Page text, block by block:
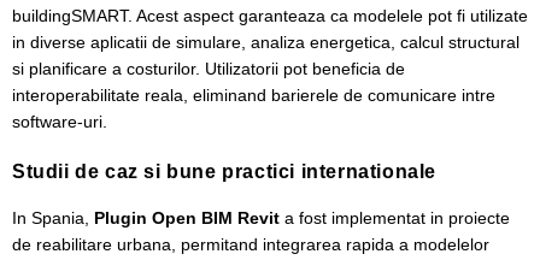
buildingSMART. Acest aspect garanteaza ca modelele pot fi utilizate
in diverse aplicatii de simulare, analiza energetica, calcul structural
si planificare a costurilor. Utilizatorii pot beneficia de
interoperabilitate reala, eliminand barierele de comunicare intre
software-uri.
Studii de caz si bune practici internationale
In Spania, Plugin Open BIM Revit a fost implementat in proiecte
de reabilitare urbana, permitand integrarea rapida a modelelor